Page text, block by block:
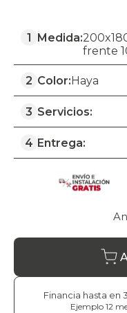
1 Medida:
frente
2 Color: Haya
3 Servicios:
4 Entrega:
Financia hasta en
Ejemplo 12